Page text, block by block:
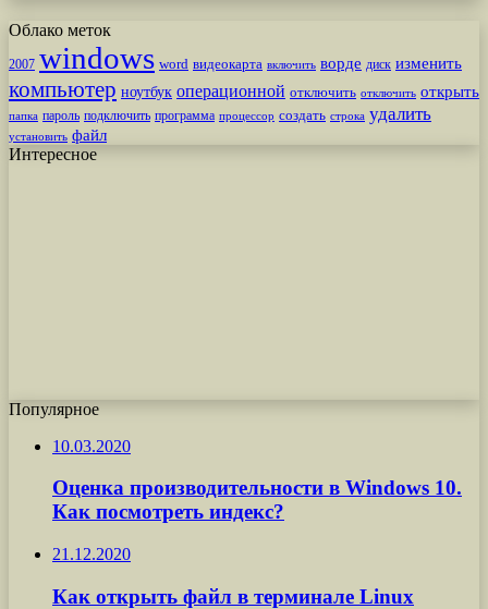
Облако меток
2007 windows word видеокарта включить ворде диск изменить
компьютер ноутбук операционной отключить отключить открыть
папка пароль подключить программа процессор создать строка удалить
установить файл
Интересное
Популярное
10.03.2020
Оценка производительности в Windows 10.
Как посмотреть индекс?
21.12.2020
Как открыть файл в терминале Linux